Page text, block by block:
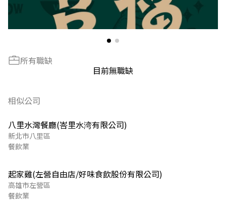
所有職缺
目前無職缺
相似公司
八里水灣餐廳(峇里水湾有限公司)
新北市八里區
餐飲業
起家雞(左營自由店/好味食飲股份有限公司)
高雄市左營區
餐飲業